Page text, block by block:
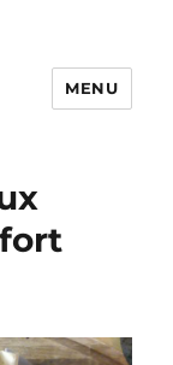
MENU